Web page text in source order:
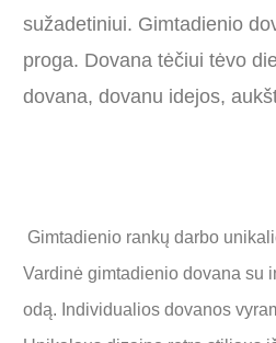
sužadetiniui. Gimtadienio
proga. Dovana tėčiui tėvo
dovana, dovanu idejos,
Gimtadienio rankų darbo
Vardinė gimtadienio dovana su
odą. Individualios dovanos